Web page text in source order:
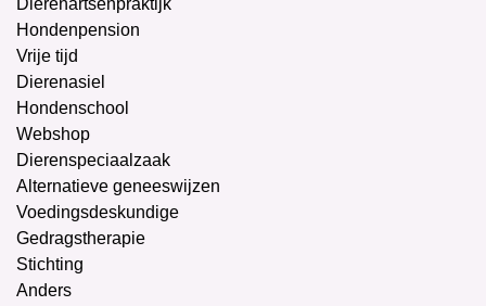
Dierenartsenpraktijk
Hondenpension
Vrije tijd
Dierenasiel
Hondenschool
Webshop
Dierenspeciaalzaak
Alternatieve geneeswijzen
Voedingsdeskundige
Gedragstherapie
Stichting
Anders